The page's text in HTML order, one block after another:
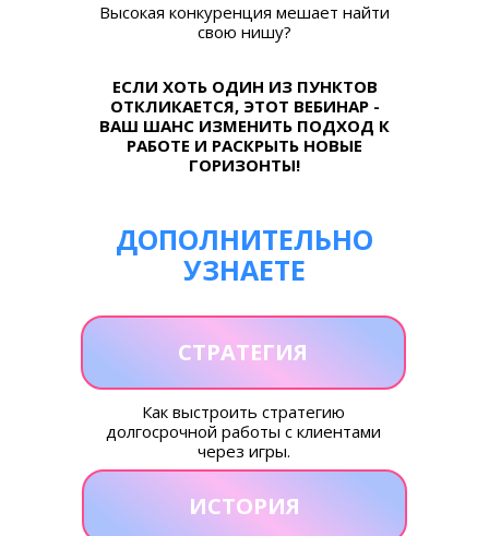
ЕСЛИ ХОТЬ ОДИН ИЗ ПУНКТОВ
ОТКЛИКАЕТСЯ, ЭТОТ ВЕБИНАР -
ВАШ ШАНС ИЗМЕНИТЬ ПОДХОД К
РАБОТЕ И РАСКРЫТЬ НОВЫЕ
ГОРИЗОНТЫ!
Высокая конкуренция мешает найти
свою нишу?
СТРАТЕГИЯ
ИСТОРИЯ
Как выстроить стратегию
долгосрочной работы с клиентами
через игры.
ДОПОЛНИТЕЛЬНО
УЗНАЕТЕ